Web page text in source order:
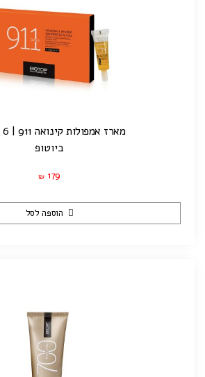
מארז אמפולות קינואה 911 | 6 יחידות
ביוטופ
₪ 179
הוספה לסל